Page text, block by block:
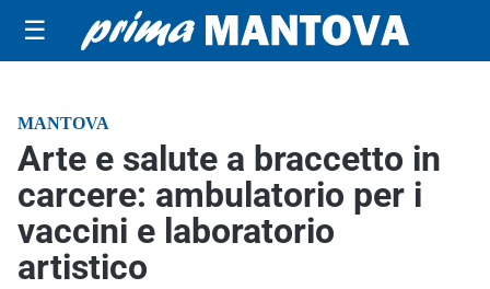
☰
MANTOVA
Arte e salute a braccetto in
carcere: ambulatorio per i
vaccini e laboratorio
artistico